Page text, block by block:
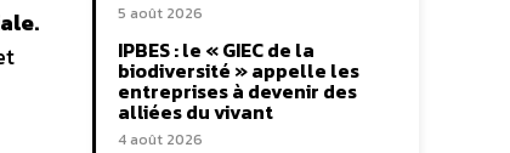
5 août 2026
IPBES : le « GIEC de la
biodiversité » appelle les
entreprises à devenir des
alliées du vivant
4 août 2026